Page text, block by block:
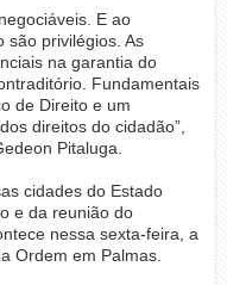
E ao
são privilégios. As
na garantia do
Fundamentais
de Direito e um
direitos do cidadão”,
Pitaluga.
cidades do Estado
e da reunião do
nessa sexta-feira, a
Ordem em Palmas.